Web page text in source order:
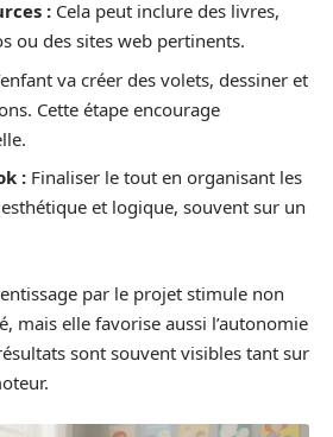
: Cela peut inclure des livres,
ou des sites web pertinents.
va créer des volets, dessiner et
Cette étape encourage
: Finaliser le tout en organisant les
et logique, souvent sur un
par le projet stimule non
mais elle favorise aussi l’autonomie
sont souvent visibles tant sur